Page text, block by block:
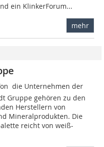
ein KlinkerForum...
mehr
 die Unternehmen der
Gruppe gehören zu den
Herstellern von
Mineralprodukten. Die
reicht von weiß-